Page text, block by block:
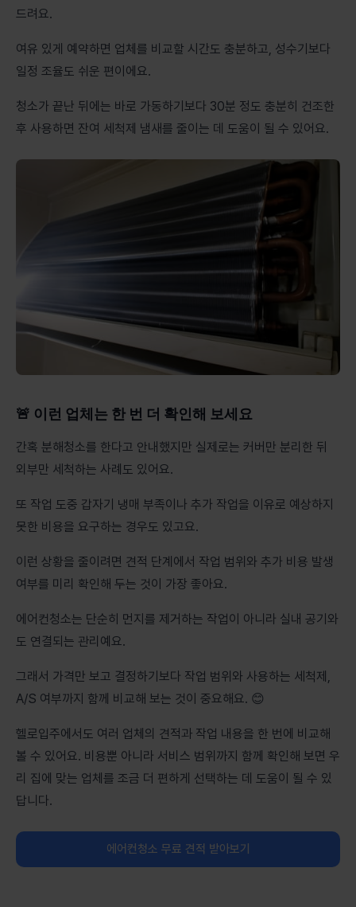
드려요.
여유 있게 예약하면 업체를 비교할 시간도 충분하고, 성수기보다
일정 조율도 쉬운 편이에요.
청소가 끝난 뒤에는 바로 가동하기보다 30분 정도 충분히 건조한
후 사용하면 잔여 세척제 냄새를 줄이는 데 도움이 될 수 있어요.
🚨 이런 업체는 한 번 더 확인해 보세요
간혹 분해청소를 한다고 안내했지만 실제로는 커버만 분리한 뒤
외부만 세척하는 사례도 있어요.
또 작업 도중 갑자기 냉매 부족이나 추가 작업을 이유로 예상하지
못한 비용을 요구하는 경우도 있고요.
이런 상황을 줄이려면 견적 단계에서 작업 범위와 추가 비용 발생
여부를 미리 확인해 두는 것이 가장 좋아요.
에어컨청소는 단순히 먼지를 제거하는 작업이 아니라 실내 공기와
도 연결되는 관리예요.
그래서 가격만 보고 결정하기보다 작업 범위와 사용하는 세척제,
A/S 여부까지 함께 비교해 보는 것이 중요해요. 😊
헬로입주에서도 여러 업체의 견적과 작업 내용을 한 번에 비교해
볼 수 있어요. 비용뿐 아니라 서비스 범위까지 함께 확인해 보면 우
리 집에 맞는 업체를 조금 더 편하게 선택하는 데 도움이 될 수 있
답니다.
에어컨청소 무료 견적 받아보기